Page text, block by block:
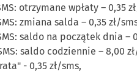
otrzymane wpłaty – 0,35
zmiana salda – 0,35 zł/
saldo na początek dnia –
saldo codziennie – 8,00
- 0,35 zł/sms,